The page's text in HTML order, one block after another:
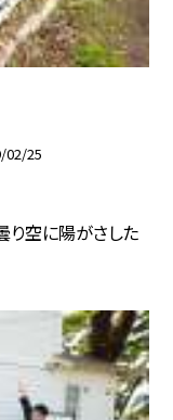
02/25
り空に陽がさした